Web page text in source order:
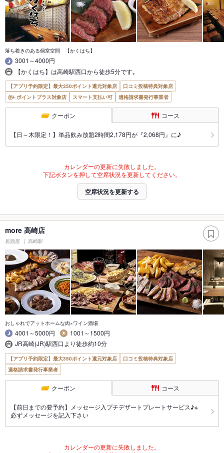
落ち着きのある個室空間 【かくはち】
3001～4000円
【かくはち】は高崎駅西口から徒歩5分です｡
【アプリ予約限定】最大350ポイント還元対象店
口コミ投稿特典対象店
ポイントプラス対象店
スマート支払い可 適格請求書発行事業者
クーポン コース
【日～木限定！】単品飲み放題2時間2,178円が『2,068円』に♪
カレンダーの更新に失敗しました。
下記ボタンを押して空席状況を更新してください。
空席状況を更新する
more 高崎店
居酒屋 高崎駅
おしゃれでアットホームな肉×ワイン酒場
4001～5000円
1001～1500円
JR高崎(JR)駅西口より徒歩約10分
【アプリ予約限定】最大350ポイント還元対象店
口コミ投稿特典対象店
適格請求書発行事業者
クーポン コース
【前日までの要予約】メッセージ入プチデザートプレートサービス♪※
必ずメッセージを記入下さい
カレンダーの更新に失敗しました。